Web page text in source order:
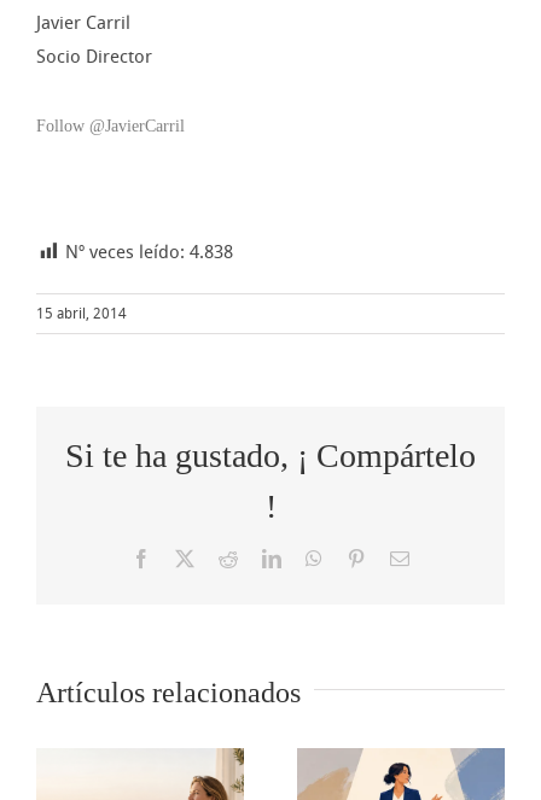
Javier Carril
Socio Director
Follow @JavierCarril
Nº veces leído: 4.838
15 abril, 2014
Si te ha gustado, ¡ Compártelo
!
Facebook RedditLinkedInWhatsApp
PinterestCorreo
Artículos relacionados
comunicar
Cómo
las quejas